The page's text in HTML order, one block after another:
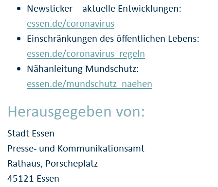
Newsticker – aktuelle Entwicklungen:
essen.de/coronavirus
Einschränkungen des öffentlichen Lebens:
essen.de/coronavirus_regeln
Nähanleitung Mundschutz:
essen.de/mundschutz_naehen
Herausgegeben von:
Stadt Essen
Presse- und Kommunikationsamt
Rathaus, Porscheplatz
45121 Essen